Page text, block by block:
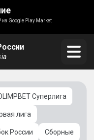
Google Play Market
Суперлига
лига
России Сборные